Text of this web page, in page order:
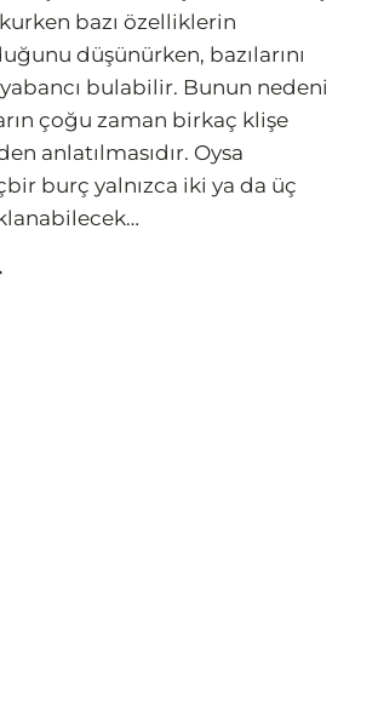
bazı özelliklerin
düşünürken, bazılarını
bulabilir. Bunun nedeni
çoğu zaman birkaç klişe
anlatılmasıdır. Oysa
burç yalnızca iki ya da üç